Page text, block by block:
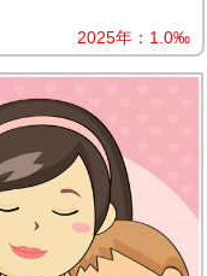
2025年：1.0‰